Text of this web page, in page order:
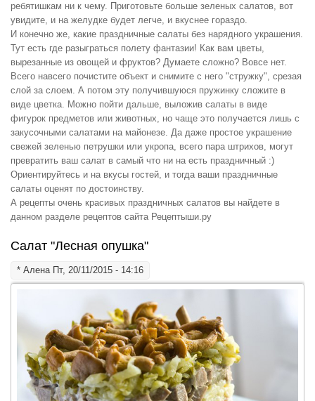
ребятишкам ни к чему. Приготовьте больше зеленых салатов, вот
увидите, и на желудке будет легче, и вкуснее гораздо.
И конечно же, какие праздничные салаты без нарядного украшения.
Тут есть где разыграться полету фантазии! Как вам цветы,
вырезанные из овощей и фруктов? Думаете сложно? Вовсе нет.
Всего навсего почистите объект и снимите с него "стружку", срезая
слой за слоем. А потом эту получившуюся пружинку сложите в
виде цветка. Можно пойти дальше, выложив салаты в виде
фигурок предметов или животных, но чаще это получается лишь с
закусочными салатами на майонезе. Да даже простое украшение
свежей зеленью петрушки или укропа, всего пара штрихов, могут
превратить ваш салат в самый что ни на есть праздничный :)
Ориентируйтесь и на вкусы гостей, и тогда ваши праздничные
салаты оценят по достоинству.
А рецепты очень красивых праздничных салатов вы найдете в
данном разделе рецептов сайта Рецептыши.ру
Салат "Лесная опушка"
* АленаПт, 20/11/2015 - 14:16